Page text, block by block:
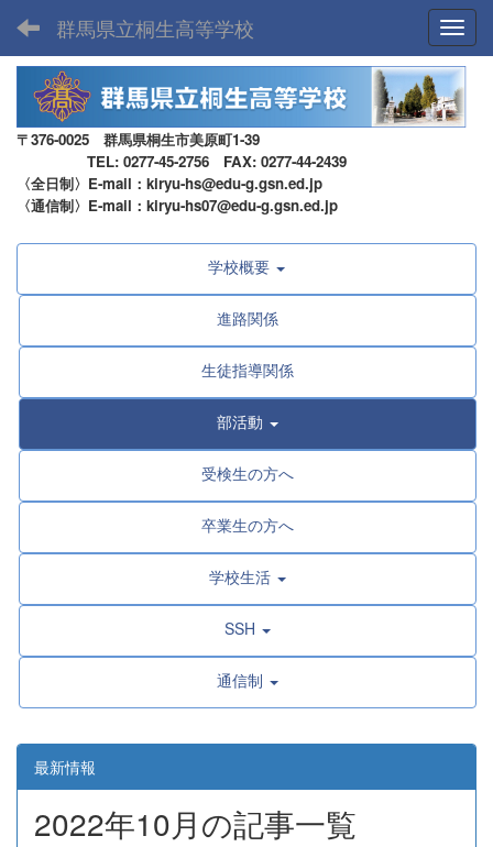
群馬県立桐生高等学校
〒376-0025 群馬県桐生市美原町1-39
TEL: 0277-45-2756 FAX: 0277-44-2439
〈全日制〉E-mail：kiryu-hs@edu-g.gsn.ed.jp
〈通信制〉E-mail：kiryu-hs07@edu-g.gsn.ed.jp
学校概要
進路関係
生徒指導関係
部活動
受検生の方へ
卒業生の方へ
学校生活
SSH
通信制
最新情報
2022年10月の記事一覧